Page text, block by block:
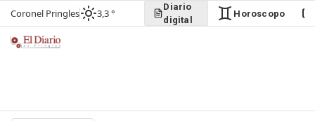
Coronel Pringles 3,3 °
Diario
digital
Horoscopo